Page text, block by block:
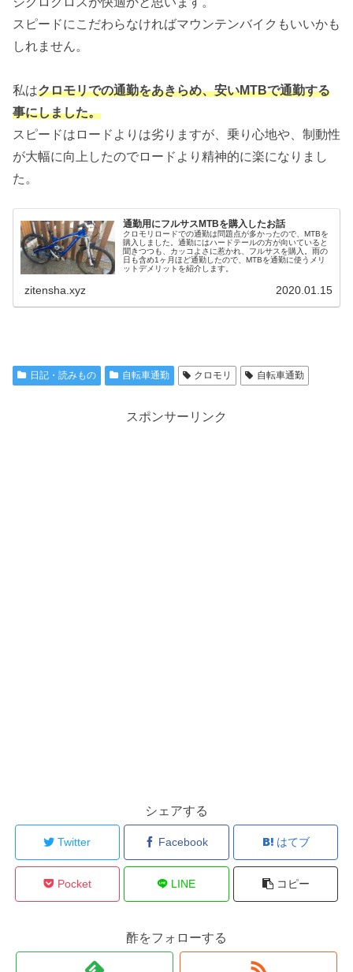
スピードにこだわらなければマウンテンバイクもいいかも
しれません。
私はクロモリでの通勤をあきらめ、安いMTBで通勤する
事にしました。
スピードはロードよりは劣りますが、乗り心地や、制動性
が大幅に向上したのでロードより精神的に楽になりまし
た。
通勤用にフルサスMTBを購入したお話
クロモリロードでの通勤は問題点が多かったので、MTBを
購入しました。通勤にはハードテールの方が向いていると
聞きつつも、カッコよさに惹かれ、フルサスを購入。雨の
日も含め1ヶ月ほど通勤したので、MTBを通勤に使うメリ
ットデメリットを紹介します。
zitensha.xyz 2020.01.15
日記・読みもの 自転車通勤 クロモリ 自転車通勤
スポンサーリンク
シェアする
Twitter Facebook はてブ
Pocket LINE コピー
酢をフォローする